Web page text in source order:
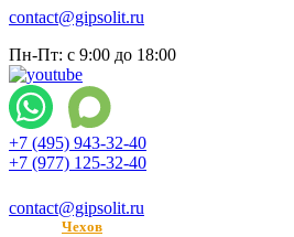
contact@gipsolit.ru
Пн-Пт: с 9:00 до 18:00
+7 (495) 943-32-40
+7 (977) 125-32-40
contact@gipsolit.ru
Чехов